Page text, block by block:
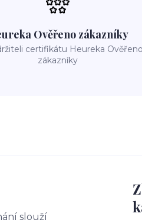
Ověřeno zákazníky
certifikátu Heureka Ověřeno
zákazníky
slouží